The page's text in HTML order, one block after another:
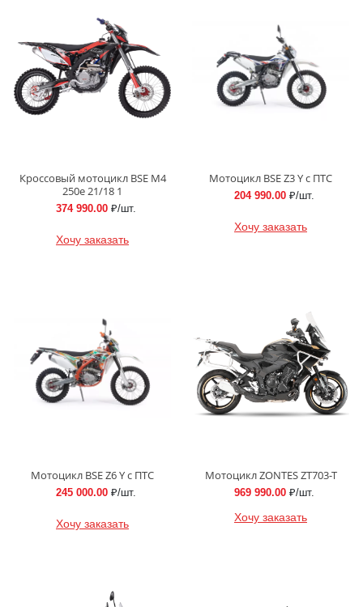
Кроссовый мотоцикл BSE M4
250e 21/18 1
374 990.00 ₽/шт.
Хочу заказать
Мотоцикл BSE Z3 Y с ПТС
204 990.00 ₽/шт.
Хочу заказать
Мотоцикл BSE Z6 Y с ПТС
245 000.00 ₽/шт.
Хочу заказать
Мотоцикл ZONTES ZT703-T
969 990.00 ₽/шт.
Хочу заказать